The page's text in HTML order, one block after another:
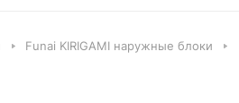
Funai KIRIGAMI наружные блоки